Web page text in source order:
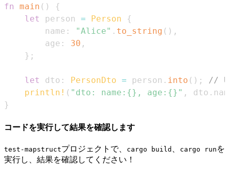
fn
main ( )
{
let
person = Person
{
        name
: "Alice" . to_string ( ) ,
        age
: 30 ,
} ;
let dto : PersonDto = person . into ( ) ;
//
println! ( "dto: name:{}, age:{}" , dto .
}
コードを実行して結果を確認します
test-mapstructプロジェクトで、 cargo build cargo run を
実行し、結果を確認してください！